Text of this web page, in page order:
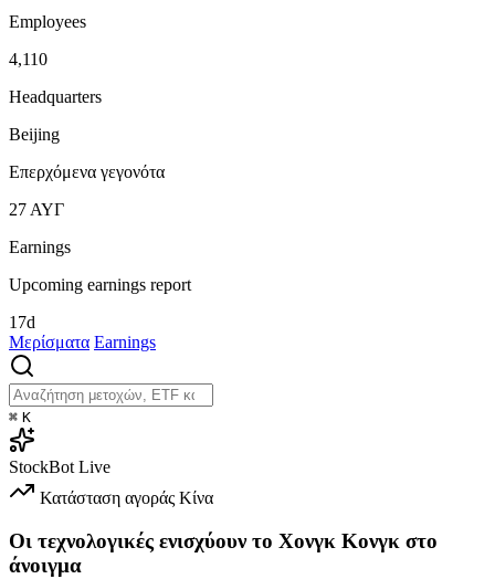
Employees
4,110
Headquarters
Beijing
Επερχόμενα γεγονότα
27 ΑΥΓ
Earnings
Upcoming earnings report
17d
Μερίσματα Earnings
⌘ K
StockBot Live
Κατάσταση αγοράς Κίνα
Οι τεχνολογικές ενισχύουν το Χονγκ Κονγκ στο
άνοιγμα